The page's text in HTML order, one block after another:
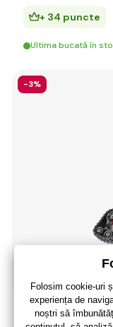
+ 34 puncte
Ultima bucată în
-3%
Șasiu pe șenile